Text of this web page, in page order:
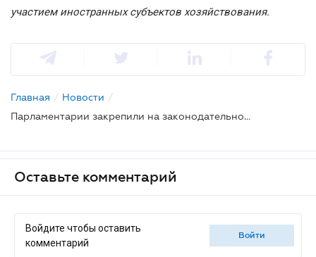
участием иностранных субъектов хозяйствования.
Главная / Новости /
Парламентарии закрепили на законодательном уровне процессуальные права иностранных субъектов хозяйствования
Оставьте комментарий
Войдите чтобы оставить
комментарий
войти